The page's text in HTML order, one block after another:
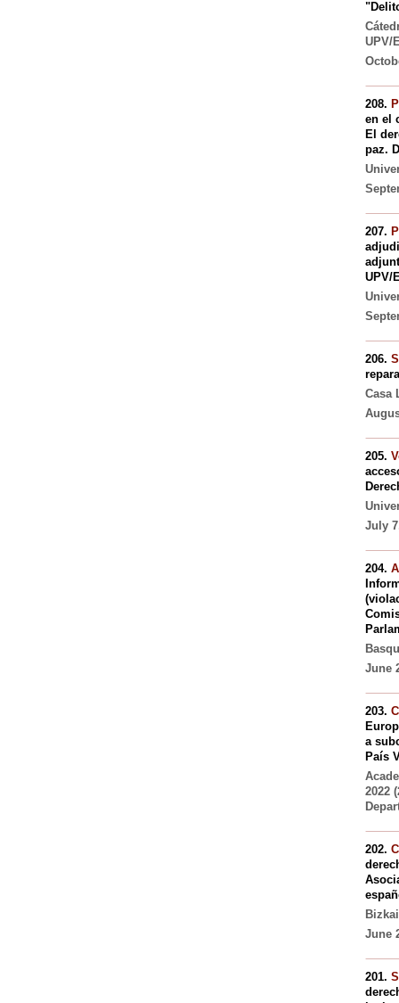
UPV/
208.
en el
El
paz.
207.
UPV/
206.
Casa
205.
July
204.
June
203.
a
País
2022
202.
June
201.